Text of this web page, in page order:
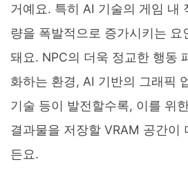
거예요. 특히 AI 기술의 게임 내
량을 폭발적으로 증가시키는 요
돼요. NPC의 더욱 정교한 행동
화하는 환경, AI 기반의 그래픽
기술 등이 발전할수록, 이를 위
결과물을 저장할 VRAM 공간이
든요.